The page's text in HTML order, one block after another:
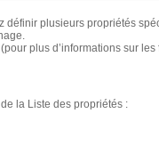
définir plusieurs propriétés
plus d’informations sur
la Liste des propriétés :